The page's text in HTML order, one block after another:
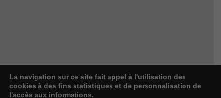
La navigation sur ce site fait appel à l'utilisation des
cookies à des fins statistiques et de personnalisation de
l'accès aux informations.